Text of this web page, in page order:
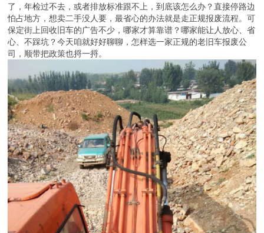
了，年检过不去，或者排放标准跟不上，到底该怎么办？直接停路边
怕占地方，想卖二手没人要，最省心的办法就是走正规报废流程。可
保定街上回收旧车的广告不少，哪家才算靠谱？哪家能让人放心、省
心、不踩坑？今天咱就好好聊聊，怎样选一家正规的老旧车报废公
司，顺带把政策也捋一捋。